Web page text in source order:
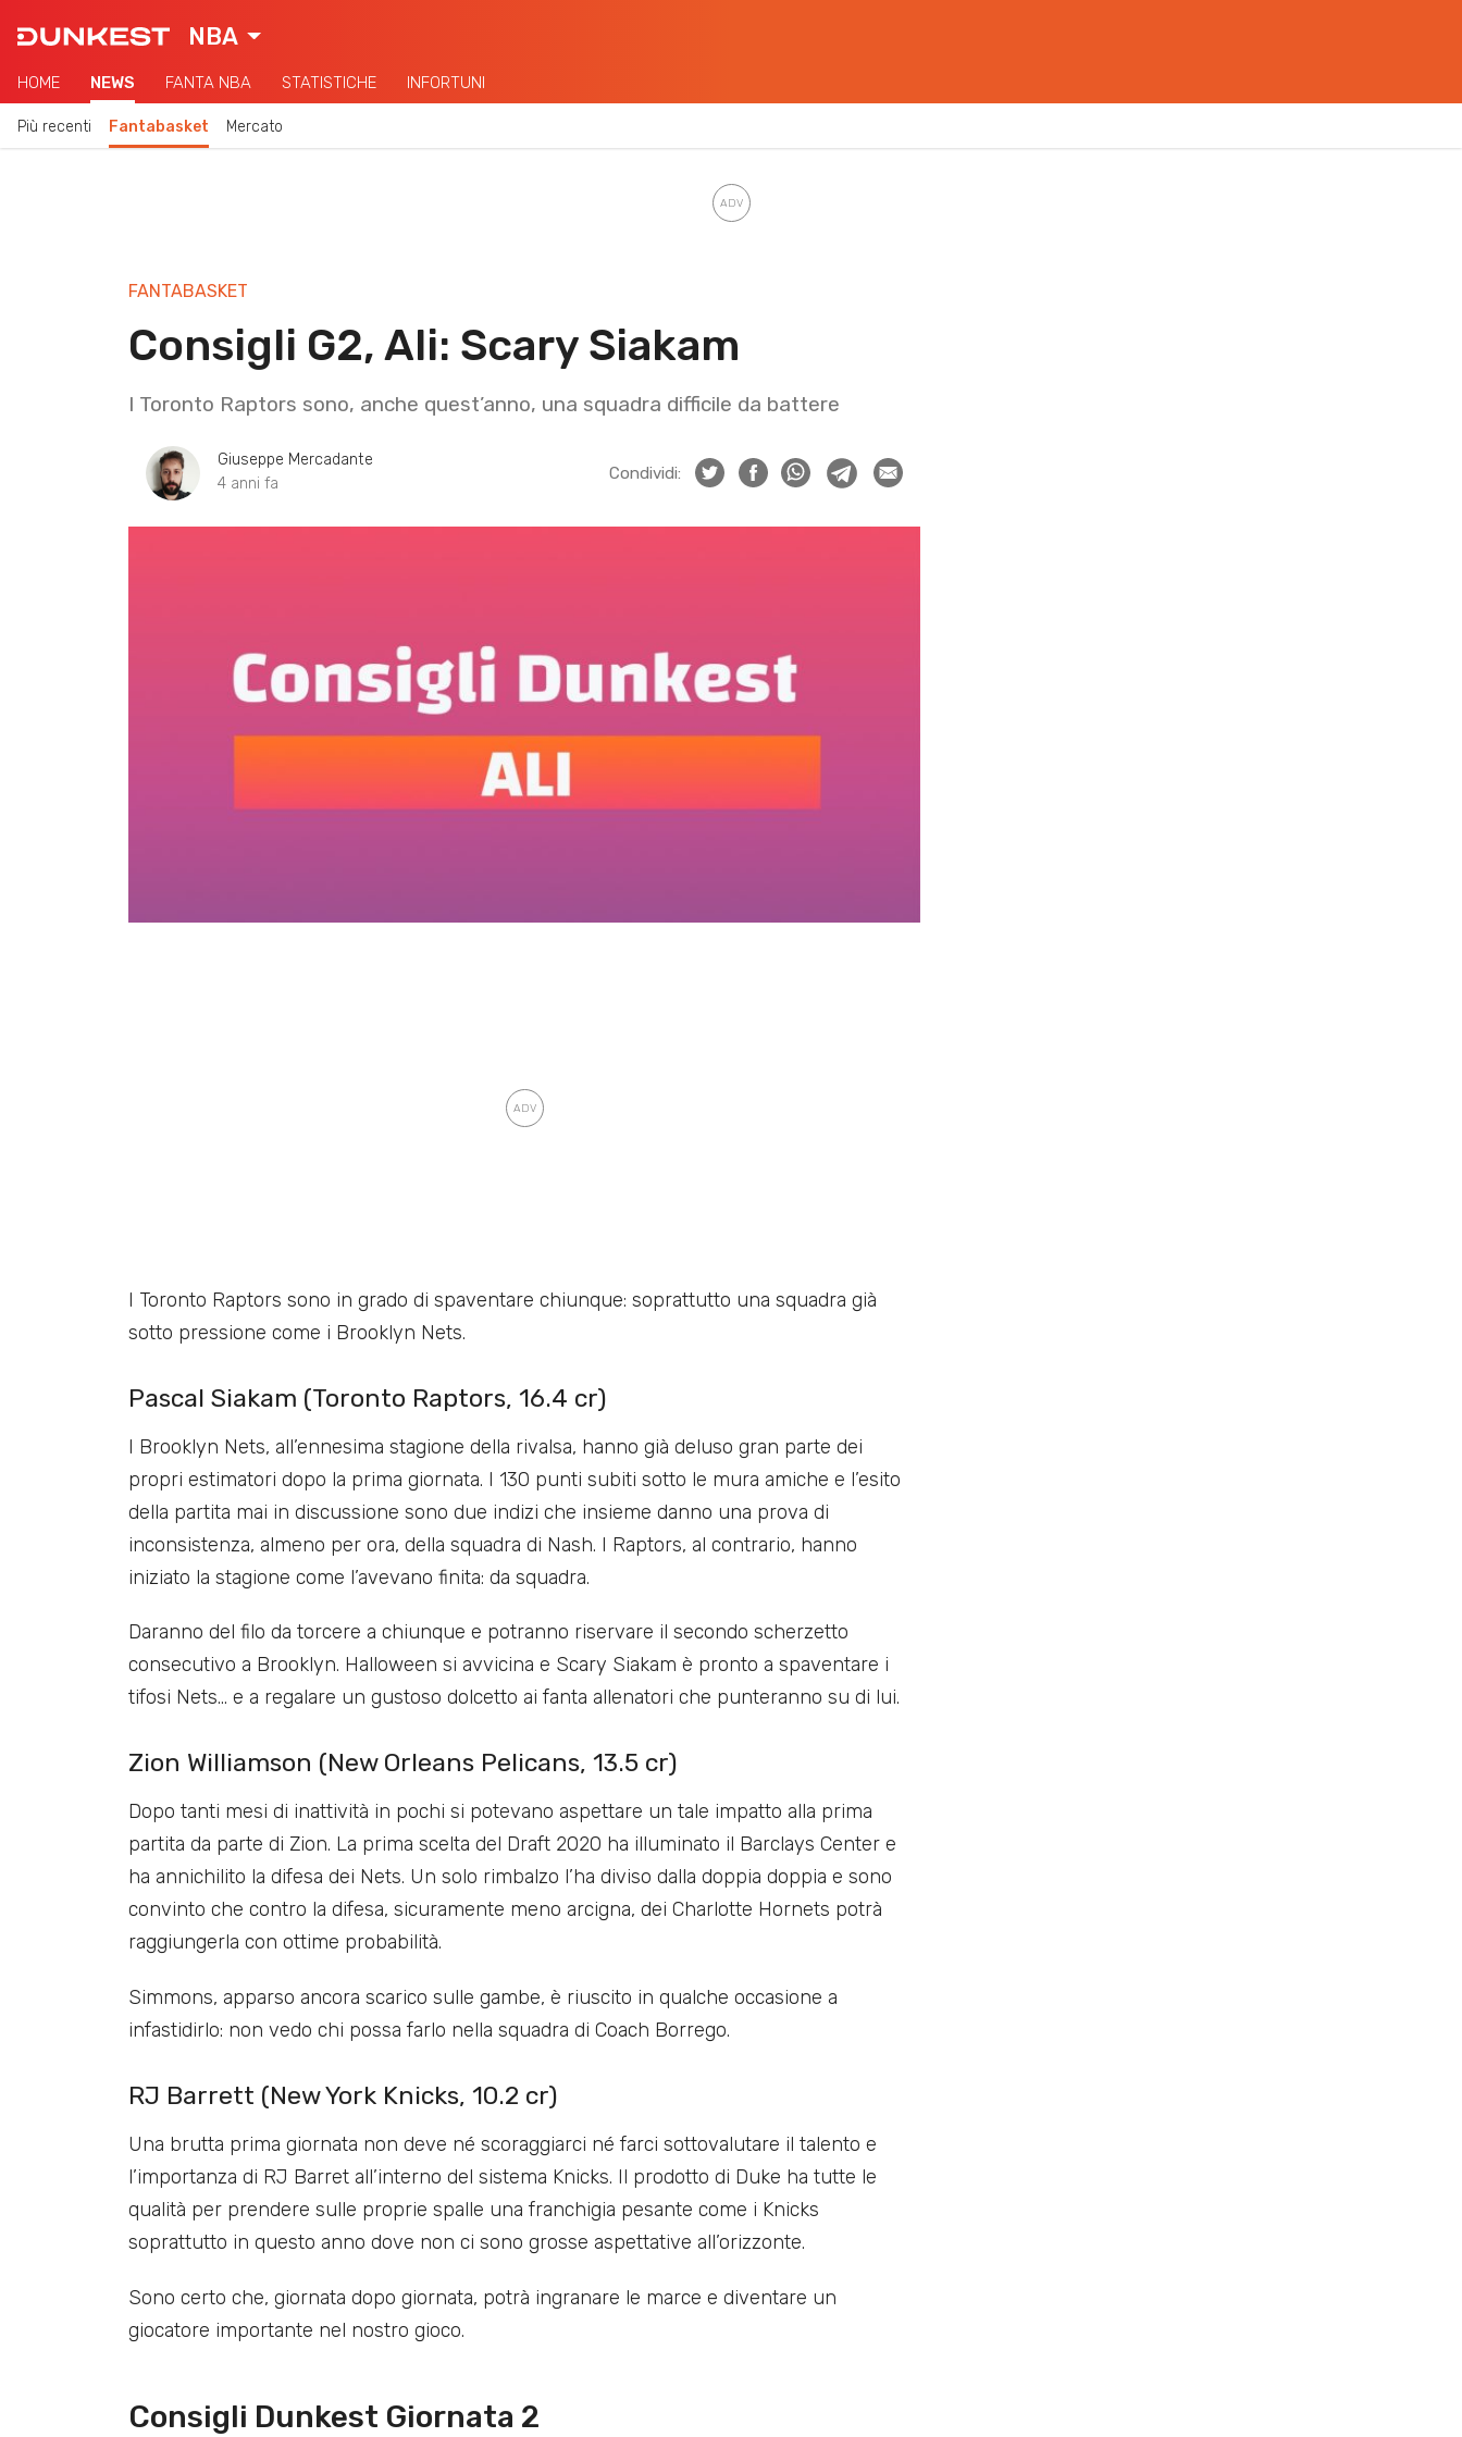
NBA
HOME NEWS FANTA NBA STATISTICHE INFORTUNI
Più recenti Fantabasket Mercato
FANTABASKET
Consigli G2, Ali: Scary Siakam
I Toronto Raptors sono, anche quest’anno, una squadra difficile da battere
Giuseppe Mercadante
4 anni fa
Condividi:
I Toronto Raptors sono in grado di spaventare chiunque: soprattutto una squadra già
sotto pressione come i Brooklyn Nets.
Pascal Siakam (Toronto Raptors, 16.4 cr)
I Brooklyn Nets, all’ennesima stagione della rivalsa, hanno già deluso gran parte dei
propri estimatori dopo la prima giornata. I 130 punti subiti sotto le mura amiche e l’esito
della partita mai in discussione sono due indizi che insieme danno una prova di
inconsistenza, almeno per ora, della squadra di Nash. I Raptors, al contrario, hanno
iniziato la stagione come l’avevano finita: da squadra.
Daranno del filo da torcere a chiunque e potranno riservare il secondo scherzetto
consecutivo a Brooklyn. Halloween si avvicina e Scary Siakam è pronto a spaventare i
tifosi Nets… e a regalare un gustoso dolcetto ai fanta allenatori che punteranno su di lui.
Zion Williamson (New Orleans Pelicans, 13.5 cr)
Dopo tanti mesi di inattività in pochi si potevano aspettare un tale impatto alla prima
partita da parte di Zion. La prima scelta del Draft 2020 ha illuminato il Barclays Center e
ha annichilito la difesa dei Nets. Un solo rimbalzo l’ha diviso dalla doppia doppia e sono
convinto che contro la difesa, sicuramente meno arcigna, dei Charlotte Hornets potrà
raggiungerla con ottime probabilità.
Simmons, apparso ancora scarico sulle gambe, è riuscito in qualche occasione a
infastidirlo: non vedo chi possa farlo nella squadra di Coach Borrego.
RJ Barrett (New York Knicks, 10.2 cr)
Una brutta prima giornata non deve né scoraggiarci né farci sottovalutare il talento e
l’importanza di RJ Barret all’interno del sistema Knicks. Il prodotto di Duke ha tutte le
qualità per prendere sulle proprie spalle una franchigia pesante come i Knicks
soprattutto in questo anno dove non ci sono grosse aspettative all’orizzonte.
Sono certo che, giornata dopo giornata, potrà ingranare le marce e diventare un
giocatore importante nel nostro gioco.
Consigli Dunkest Giornata 2